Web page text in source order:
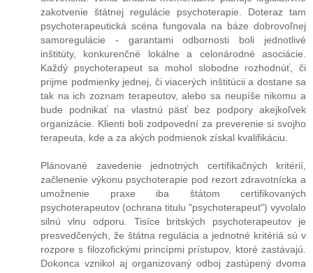
zakotvenie štátnej regulácie psychoterapie. Doteraz tam
psychoterapeutická scéna fungovala na báze dobrovoľnej
samoregulácie - garantami odbornosti boli jednotlivé
inštitúty, konkurenčné lokálne a celonárodné asociácie.
Každý psychoterapeut sa mohol slobodne rozhodnúť, či
prijme podmienky jednej, či viacerých inštitúcii a dostane sa
tak na ich zoznam terapeutov, alebo sa neupíše nikomu a
bude podnikať na vlastnú päsť bez podpory akejkoľvek
organizácie. Klienti boli zodpovední za preverenie si svojho
terapeuta, kde a za akých podmienok získal kvalifikáciu.
Plánované zavedenie jednotných certifikačných kritérií,
začlenenie výkonu psychoterapie pod rezort zdravotnícka a
umožnenie praxe iba štátom certifikovaných
psychoterapeutov (ochrana titulu "psychoterapeut") vyvolalo
silnú vlnu odporu. Tisíce britských psychoterapeutov je
presvedčených, že štátna regulácia a jednotné kritériá sú v
rozpore s filozofickými princípmi prístupov, ktoré zastávajú.
Dokonca vznikol aj organizovaný odboj zastúpený dvoma